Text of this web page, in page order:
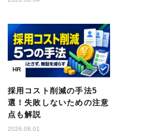
HR
採用コスト削減の手法5
選！失敗しないための注意
点も解説
2026.08.01